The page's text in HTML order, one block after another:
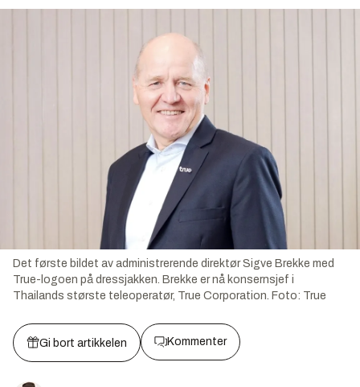
Det første bildet av administrerende direktør Sigve Brekke med
True-logoen på dressjakken. Brekke er nå konsernsjef i
Thailands største teleoperatør, True Corporation. Foto: True
Gi bort artikkelen Kommenter